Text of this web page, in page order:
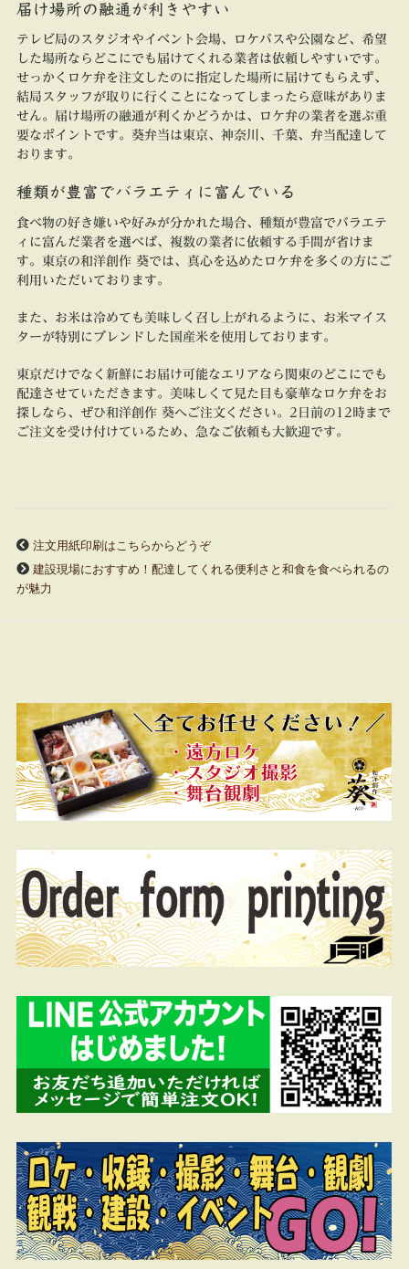
届け場所の融通が利きやすい
テレビ局のスタジオやイベント会場、ロケバスや公園など、希望
した場所ならどこにでも届けてくれる業者は依頼しやすいです。
せっかくロケ弁を注文したのに指定した場所に届けてもらえず、
結局スタッフが取りに行くことになってしまったら意味がありま
せん。届け場所の融通が利くかどうかは、ロケ弁の業者を選ぶ重
要なポイントです。葵弁当は東京、神奈川、千葉、弁当配達して
おります。
種類が豊富でバラエティに富んでいる
食べ物の好き嫌いや好みが分かれた場合、種類が豊富でバラエテ
ィに富んだ業者を選べば、複数の業者に依頼する手間が省けま
す。東京の和洋創作 葵では、真心を込めたロケ弁を多くの方にご
利用いただいております。
また、お米は冷めても美味しく召し上がれるように、お米マイス
ターが特別にブレンドした国産米を使用しております。
東京だけでなく新鮮にお届け可能なエリアなら関東のどこにでも
配達させていただきます。美味しくて見た目も豪華なロケ弁をお
探しなら、ぜひ和洋創作 葵へご注文ください。2日前の12時まで
ご注文を受け付けているため、急なご依頼も大歓迎です。
注文用紙印刷はこちらからどうぞ
建設現場におすすめ！配達してくれる便利さと和食を食べられるの
が魅力